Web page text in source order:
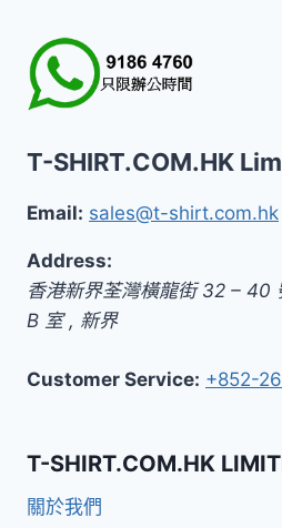
T-SHIRT.COM.HK
Email: sales@t-shirt.com.hk
Address:
香港新界荃灣橫龍街 32 – 40
B 室, 新界
Customer Service: +852-
T-SHIRT.COM.HK
關於我們